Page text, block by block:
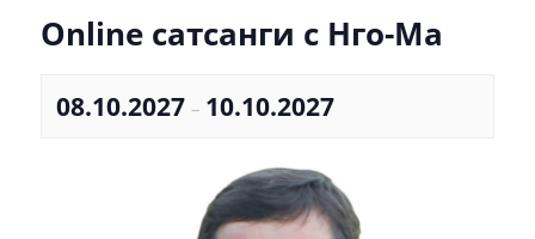
Online сатсанги с Нго-Ма
08.10.2027– 10.10.2027